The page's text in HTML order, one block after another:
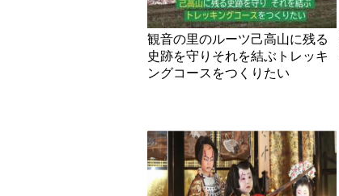
観音の里のルーツ己高山に残る
史跡を守りそれを結ぶトレッキ
ングコースをつくりたい